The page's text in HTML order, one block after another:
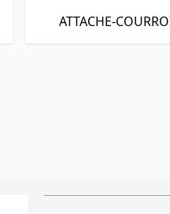
ATTACHE-